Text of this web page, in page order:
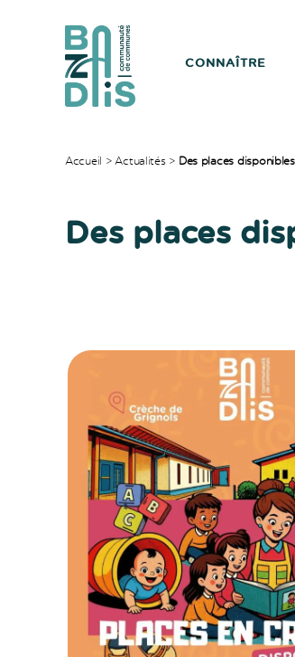
Bazadais
CONNAÎTRE
Accueil >Actualités> Des places
Des places